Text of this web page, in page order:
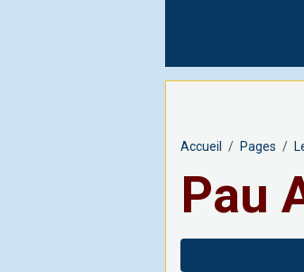
Accueil Pages
Pau